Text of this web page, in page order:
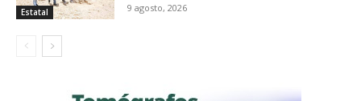
Estatal 9 agosto, 2026